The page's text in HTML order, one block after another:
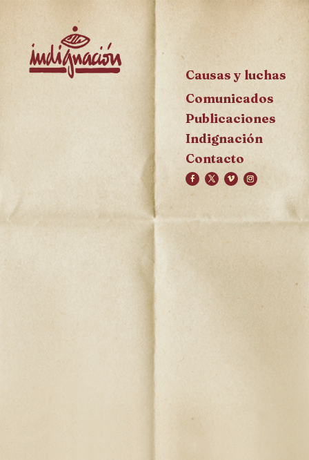
Causas y luchas
Comunicados
Publicaciones
Indignación
Contacto